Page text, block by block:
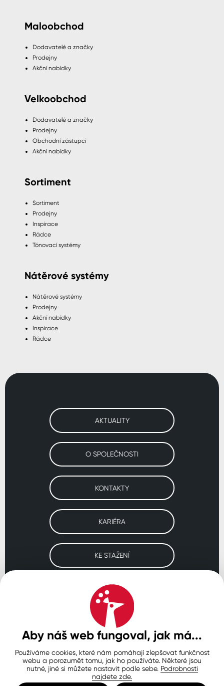
Maloobchod
Dodavatelé a značky
Prodejny
Akční nabídky
Velkoobchod
Dodavatelé a značky
Prodejny
Obchodní zástupci
Akční nabídky
Sortiment
Sortiment
Prodejny
Inspirace
Rádce
Tónovací systémy
Nátěrové systémy
Nátěrové systémy
Prodejny
Akční nabídky
Inspirace
Rádce
AKTUALITY
O SPOLEČNOSTI
KONTAKTY
KARIÉRA
KE STAŽENÍ
Navštivte naše pobočky
SLOVENSKO POLSKO
Ochrana osobních údajů
Zásady používání souborů cookie
Nastavení cookies
© Copyright 2026 COLORLAK
Aby náš web fungoval, jak má...
Používáme cookies, které nám pomáhají zlepšovat funkčnost
webu a porozumět tomu, jak ho používáte. Některé jsou
nutné, jiné si můžete nastavit podle sebe. Podrobnosti
najdete zde.